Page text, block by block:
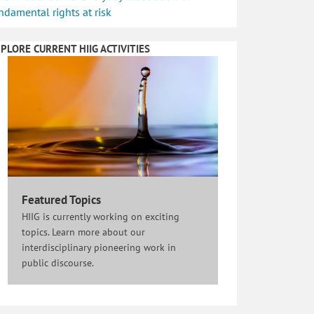
rights at risk
CURRENT HIIG ACTIVITIES
Featured Topics
HIIG is currently working on exciting
topics. Learn more about our
interdisciplinary pioneering work in
public discourse.